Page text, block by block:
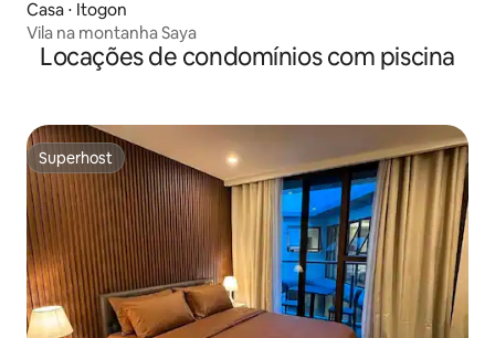
Casa ⋅ Itogon
Vila na montanha Saya
Locações de condomínios com piscina
Superhost
Superhost